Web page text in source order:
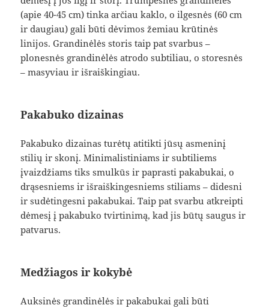
(apie 40-45 cm) tinka arčiau kaklo, o ilgesnės (60 cm
ir daugiau) gali būti dėvimos žemiau krūtinės
linijos. Grandinėlės storis taip pat svarbus –
plonesnės grandinėlės atrodo subtiliau, o storesnės
– masyviau ir išraiškingiau.
Pakabuko dizainas
Pakabuko dizainas turėtų atitikti jūsų asmeninį
stilių ir skonį. Minimalistiniams ir subtiliems
įvaizdžiams tiks smulkūs ir paprasti pakabukai, o
drąsesniems ir išraiškingesniems stiliams – didesni
ir sudėtingesni pakabukai. Taip pat svarbu atkreipti
dėmesį į pakabuko tvirtinimą, kad jis būtų saugus ir
patvarus.
Medžiagos ir kokybė
Auksinės grandinėlės ir pakabukai gali būti